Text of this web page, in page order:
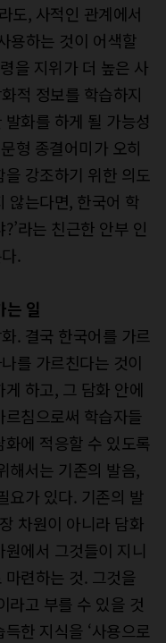
도, 사적인 관계에서
용하는 것이 어색할
을 지위가 더 높은 사
적 정보를 학습하지
화를 하게 될 가능성
형 종결어미가 오히
강조하기 위한 의도
않는다면, 한국어 학
라는 친근한 안부 인
.
는 일
. 결국 한국어를 가르
를 가르친다는 것이
하고, 그 담화 안에
침으로써 학습자들
에 적응할 수 있도록
해서는 기존의 발음,
요가 있다. 기존의 발
차원이 아니라 담화
에서 그것들이 지니
련하는 것. 그것을
라고 부를 수 있을 것
한 지식을 ‘사용으로